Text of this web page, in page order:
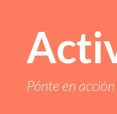
Pónte en acción